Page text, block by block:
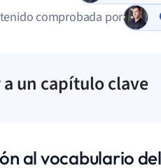
comprobada por
un capítulo clave
al vocabulario